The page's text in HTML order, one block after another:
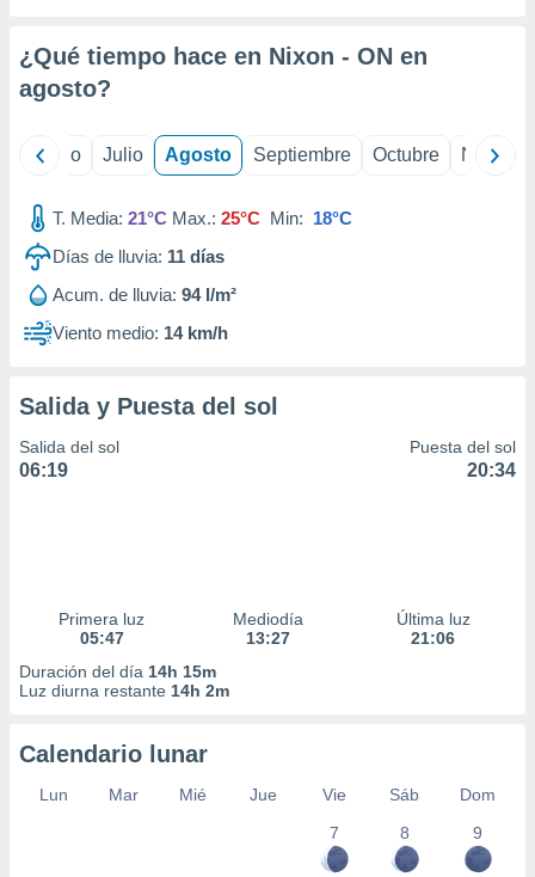
e
mediante
publicidad
publicidad
de
1199
¿Qué tiempo hace en Nixon - ON en
agosto?
Junio Julio Agosto Septiembre Octubre
T. Media: 21°C Max.: 25°C Min: 18°C
Días de lluvia: 11 días
Acum. de lluvia: 94 l/m²
Viento medio: 14 km/h
Salida y Puesta del sol
Salida del sol
06:19
Puesta del sol
20:34
Primera luz
05:47
Mediodía
13:27
Última luz
21:06
Duración del día 14h 15m
Luz diurna restante 14h 2m
Calendario lunar
Lun Mar Mié Jue Vie Sáb
Dom
7
8 9